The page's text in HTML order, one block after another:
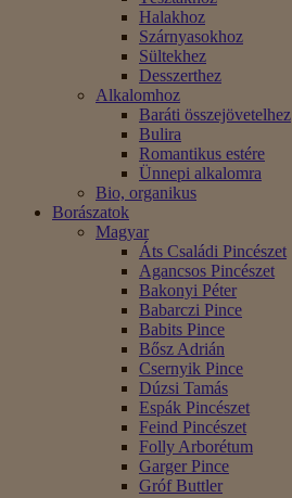
Halakhoz
Szárnyasokhoz
Sültekhez
Desszerthez
Alkalomhoz
Baráti összejövetelhez
Bulira
Romantikus estére
Ünnepi alkalomra
Bio, organikus
Borászatok
Magyar
Áts Családi Pincészet
Agancsos Pincészet
Bakonyi Péter
Babarczi Pince
Babits Pince
Bősz Adrián
Csernyik Pince
Dúzsi Tamás
Espák Pincészet
Feind Pincészet
Folly Arborétum
Garger Pince
Gróf Buttler